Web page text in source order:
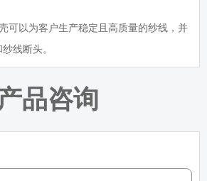
以为客户生产稳定且高质量的纱线，并
线断头。
品咨询